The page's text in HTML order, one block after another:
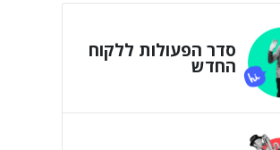
סדר הפעולות ללקוח
החדש